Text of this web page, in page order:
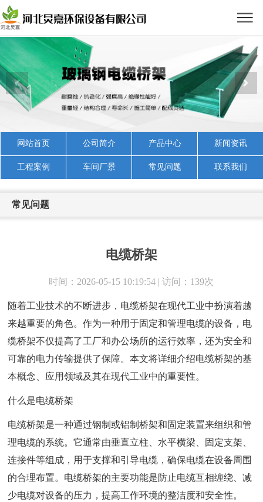
网站首页 公司简介 产品中心 新闻资讯
工程案例 车间厂景 常见问题 联系我们
常见问题
电缆桥架
时间：2026-05-15 10:19:54 | 访问：139次
随着工业技术的不断进步，电缆桥架在现代工业中扮演着越
来越重要的角色。作为一种用于固定和管理电缆的设备，电
缆桥架不仅提高了工厂和办公场所的运行效率，还为安全和
可靠的电力传输提供了保障。本文将详细介绍电缆桥架的基
本概念、应用领域及其在现代工业中的重要性。
什么是电缆桥架
电缆桥架是一种通过钢制或铝制桥架和固定装置来组织和管
理电缆的系统。它通常由垂直立柱、水平横梁、固定支架、
连接件等组成，用于支撑和引导电缆，确保电缆在设备周围
的合理布置。电缆桥架的主要功能是防止电缆互相缠绕、减
少电缆对设备的压力，提高工作环境的整洁度和安全性。